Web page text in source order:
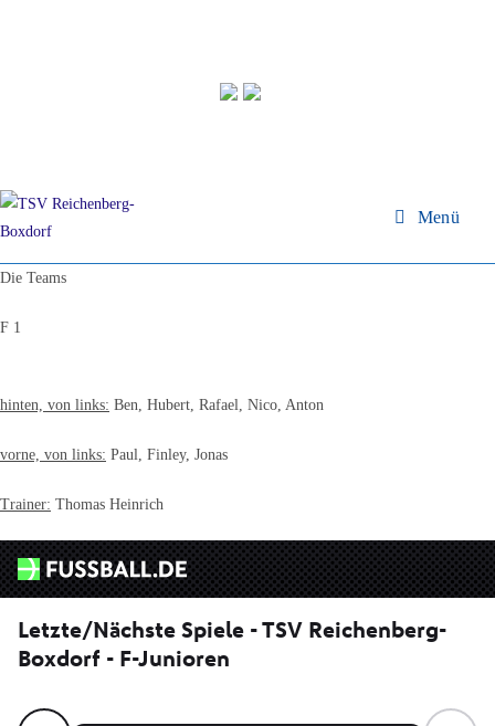
Menü
Die Teams
F 1
hinten, von links: Ben, Hubert, Rafael, Nico, Anton
vorne, von links: Paul, Finley, Jonas
Trainer: Thomas Heinrich